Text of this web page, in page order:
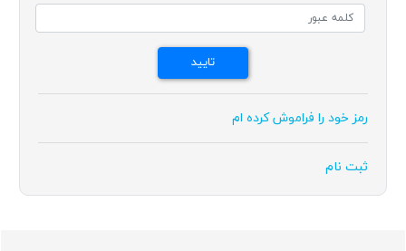
رمز خود را فراموش کرده ام
ثبت نام